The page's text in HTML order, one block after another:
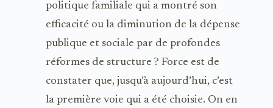
politique familiale qui a montré son
efficacité ou la diminution de la dépense
publique et sociale par de profondes
réformes de structure ? Force est de
constater que, jusqu’à aujourd’hui, c’est
la première voie qui a été choisie. On en